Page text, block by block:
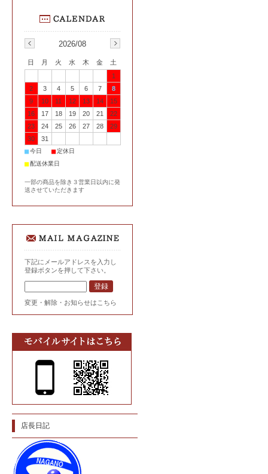
2026/08
日 月 火 水 木 金
土
1
2
3 4 5 6 7
8
9
10 11 12 13 14
15
16
17 18 19 20 21
22
23
24 25 26 27 28
29
30
31
■今日 ■定休日
■配送休業日
一部の商品を除き３営業日以内に発
送させていただきます
下記にメールアドレスを入力し
登録ボタンを押して下さい。
変更・解除・お知らせはこちら
店長日記